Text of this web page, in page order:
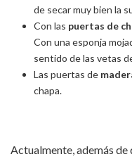
de secar muy bien la
Con las puertas de
Con una esponja
sentido de las vetas
Las puertas de
chapa.
Actualmente, además de